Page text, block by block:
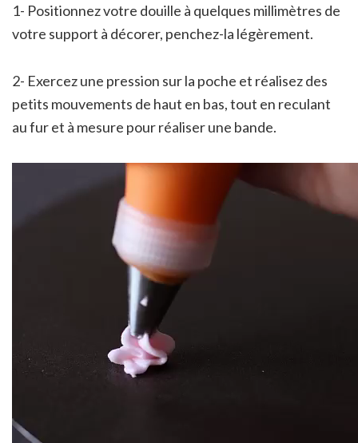
1- Positionnez votre douille à quelques millimètres de
votre support à décorer, penchez-la légèrement.
2- Exercez une pression sur la poche et réalisez des
petits mouvements de haut en bas, tout en reculant
au fur et à mesure pour réaliser une bande.